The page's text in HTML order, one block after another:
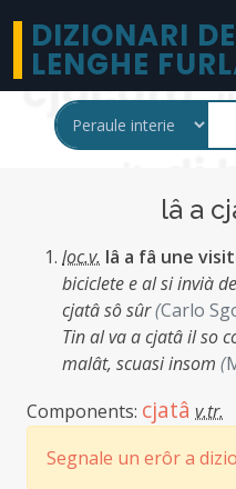
DIZIONARI DE
LENGHE
lâ a
loc.v. lâ a fâ une
biciclete e al si invià
cjatâ sô sûr(Carlo
Tin al va a cjatâ il so
malât, scuasi insom (
Components: cjatâ v.tr.
Segnale un erôr a